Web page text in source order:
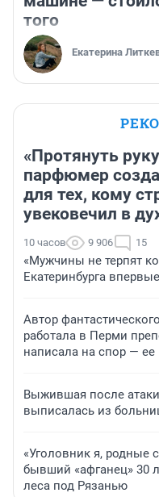
того
Екатерина
«Протянуть
парфюмер
для тех, кому
увековечил в
10 часов 9 906 15
«Мужчины не терпят
Екатеринбурга
Автор
работала в Перми
написала на спор — ее
Выжившая после
выписалась из
«Уголовник я, родные
бывший «афганец» 30
леса под Рязанью